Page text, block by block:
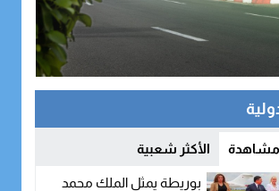
مشاهدة الأكثر شعبية
بوريطة يمثل الملك محمد